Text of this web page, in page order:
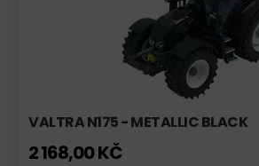
VALTRA N175 - METALLIC BLACK
2 168,00 KČ